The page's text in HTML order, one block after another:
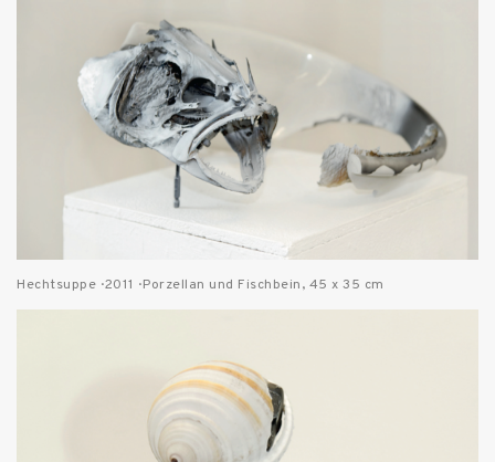
Hechtsuppe · 2011 · Porzellan und Fischbein, 45 x 35 cm